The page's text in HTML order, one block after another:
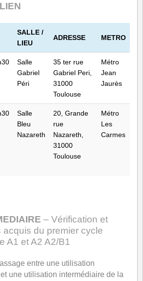
SALLE /
LIEU
ADRESSE METRO
Salle
Gabriel
Péri
35 ter rue
Gabriel Peri,
31000
Toulouse
Métro
Jean
Jaurès
Salle
Bleu
Nazareth
20, Grande
rue
Nazareth,
31000
Toulouse
Métro
Les
Carmes
– Vérification et
acquis du premier cycle
A1 et A2 A2/B1
entre une utilisation
une utilisation intermédiaire de la